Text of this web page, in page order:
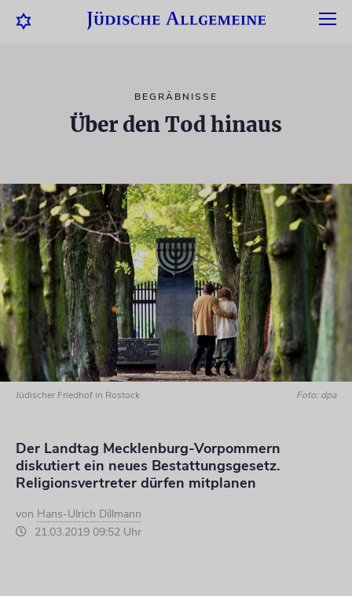
BEGRÄBNISSE
Über den Tod hinaus
Jüdischer Friedhof in Rostock Foto: dpa
Der Landtag Mecklenburg-Vorpommern
diskutiert ein neues Bestattungsgesetz.
Religionsvertreter dürfen mitplanen
von Hans-Ulrich Dillmann
21.03.2019 09:52 Uhr